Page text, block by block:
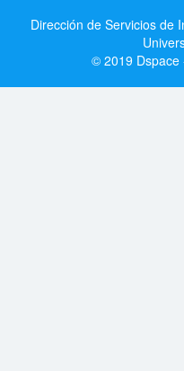
Dirección de Servicios de
© 2019 Dspace